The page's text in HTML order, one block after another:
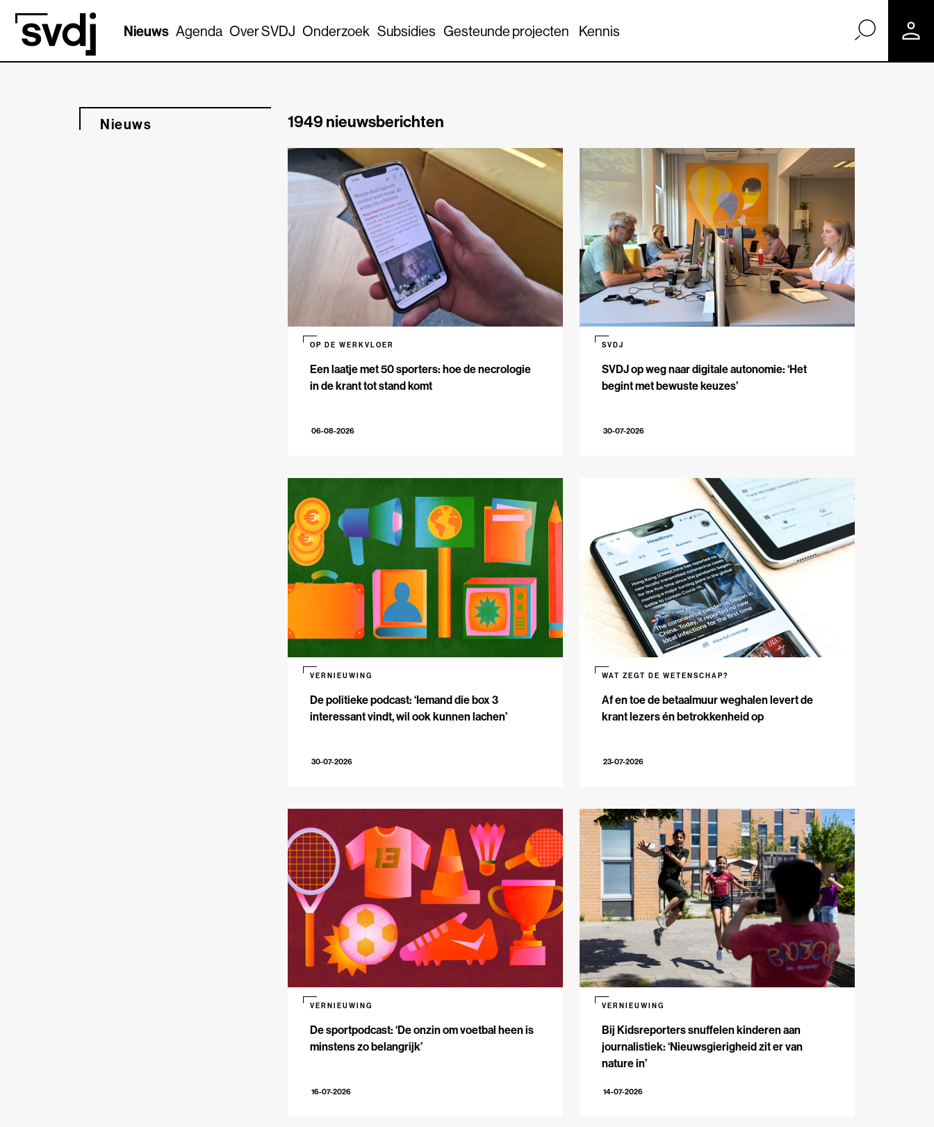
Naar hoofdinhoud
Nieuws Agenda Over SVDJ Onderzoek Subsidies Gesteunde projecten Kennis
Nieuws 1949 nieuwsberichten
Een laatje met 50 sporters: hoe de necrologie
in de krant tot stand komt
OP DE WERKVLOER
06-08-2026
SVDJ op weg naar digitale autonomie: ‘Het
begint met bewuste keuzes’
SVDJ
30-07-2026
De politieke podcast: ‘Iemand die box 3
interessant vindt, wil ook kunnen lachen’
VERNIEUWING
30-07-2026
Af en toe de betaalmuur weghalen levert de
krant lezers én betrokkenheid op
WAT ZEGT DE WETENSCHAP?
23-07-2026
De sportpodcast: ‘De onzin om voetbal heen is
minstens zo belangrijk’
VERNIEUWING
16-07-2026
Bij Kidsreporters snuffelen kinderen aan
journalistiek: ‘Nieuwsgierigheid zit er van
nature in’
VERNIEUWING
14-07-2026